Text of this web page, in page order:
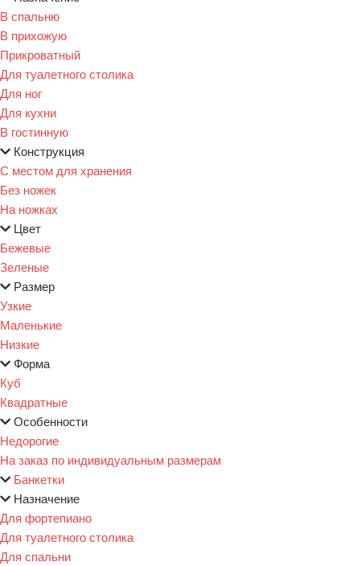
В спальню
В прихожую
Прикроватный
Для туалетного столика
Для ног
Для кухни
В гостинную
Конструкция
С местом для хранения
Без ножек
На ножках
Цвет
Бежевые
Зеленые
Размер
Узкие
Маленькие
Низкие
Форма
Куб
Квадратные
Особенности
Недорогие
На заказ по индивидуальным размерам
Банкетки
Назначение
Для фортепиано
Для туалетного столика
Для спальни